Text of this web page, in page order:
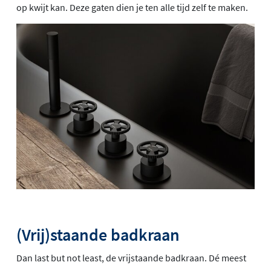
op kwijt kan. Deze gaten dien je ten alle tijd zelf te maken.
(Vrij)staande badkraan
Dan last but not least, de vrijstaande badkraan. Dé meest